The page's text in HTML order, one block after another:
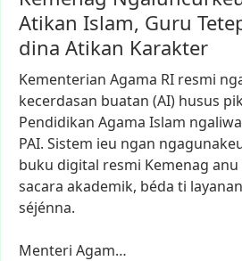
Atikan Islam, Guru
dina Atikan Karakter
Kementerian Agama RI resmi
kecerdasan buatan (AI) husus
Pendidikan Agama Islam
PAI. Sistem ieu ngan
buku digital resmi Kemenag anu
sacara akademik, béda ti layanan
séjénna.
Menteri Agam…